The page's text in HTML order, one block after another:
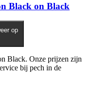
Black on Black
op
Black. Onze prijzen zijn
bij pech in de